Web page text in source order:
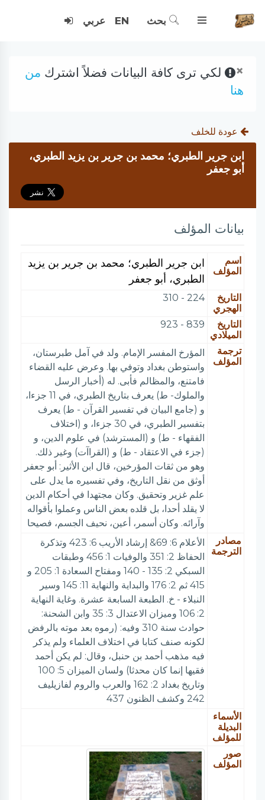
بحث EN عربي
× لكي ترى كافة البيانات فضلاً اشترك من
هنا
عودة للخلف
ابن جرير الطبري؛ محمد بن جرير بن يزيد الطبري،
أبو جعفر
بيانات المؤلف
اسم
المؤلف
ابن جرير الطبري؛ محمد بن جرير بن يزيد
الطبري، أبو جعفر
التاريخ
الهجري
224 - 310
التاريخ
الميلادي
839 - 923
ترجمة
المؤلف
المؤرخ المفسر الإمام. ولد في آمل طبرستان،
واستوطن بغداد وتوفي بها. وعرض عليه القضاء
فامتنع، والمظالم فأبى. له (أخبار الرسل
والملوك- ط) يعرف بتاريخ الطبري، في 11 جزءا،
و (جامع البيان في تفسير القرآن - ط) يعرف
بتفسير الطبري، في 30 جزءا، و (اختلاف
الفقهاء - ط) و (المسترشد) في علوم الدين، و
(جزء في الاعتقاد - ط) و (القراآت) وغير ذلك.
وهو من ثقات المؤرخين، قال ابن الأثير: أبو جعفر
أوثق من نقل التاريخ، وفي تفسيره ما يدل على
علم غزير وتحقيق. وكان مجتهدا في أحكام الدين
لا يقلد أحدا، بل قلده بعض الناس وعملوا بأقواله
وآرائه. وكان أسمر، أعين، نحيف الجسم، فصيحا
مصادر
الترجمة
الأعلام 6: 69& إرشاد الأريب 6: 423 وتذكرة
الحفاظ 2: 351 والوفيات 1: 456 وطبقات
السبكي 2: 135 - 140 ومفتاح السعادة 1: 205 و
415 ثم 2: 176 والبداية والنهاية 11: 145 وسير
النبلاء - خ. الطبعة السابعة عشرة. وغاية النهاية
2: 106 وميزان الاعتدال 3: 35 وابن الشحنة:
حوادث سنة 310 وفيه: (رموه بعد موته بالرفض
لكونه صنف كتابا في اختلاف العلماء ولم يذكر
فيه مذهب أحمد بن حنبل، وقال: لم يكن أحمد
فقيها إنما كان محدثا) ولسان الميزان 5: 100
وتاريخ بغداد 2: 162 والعرب والروم لفازيليف
242 وكشف الظنون 437
الأسماء
البديلة
للمؤلف
صور
المؤلف